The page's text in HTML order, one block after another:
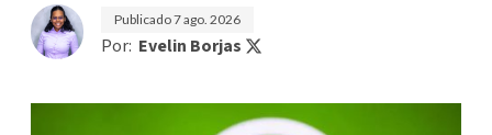
Publicado7 ago. 2026
Por: Evelin Borjas